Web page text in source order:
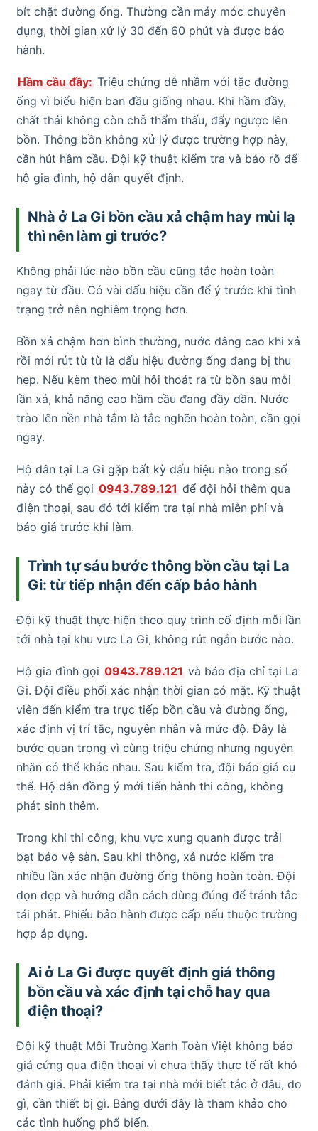
bít chặt đường ống. Thường cần máy móc chuyên
dụng, thời gian xử lý 30 đến 60 phút và được bảo
hành.
Hầm cầu đầy: Triệu chứng dễ nhầm với tắc đường
ống vì biểu hiện ban đầu giống nhau. Khi hầm đầy,
chất thải không còn chỗ thẩm thấu, đẩy ngược lên
bồn. Thông bồn không xử lý được trường hợp này,
cần hút hầm cầu. Đội kỹ thuật kiểm tra và báo rõ để
hộ gia đình, hộ dân quyết định.
Nhà ở La Gi bồn cầu xả chậm hay mùi lạ
thì nên làm gì trước?
Không phải lúc nào bồn cầu cũng tắc hoàn toàn
ngay từ đầu. Có vài dấu hiệu cần để ý trước khi tình
trạng trở nên nghiêm trọng hơn.
Bồn xả chậm hơn bình thường, nước dâng cao khi xả
rồi mới rút từ từ là dấu hiệu đường ống đang bị thu
hẹp. Nếu kèm theo mùi hôi thoát ra từ bồn sau mỗi
lần xả, khả năng cao hầm cầu đang đầy dần. Nước
trào lên nền nhà tắm là tắc nghẽn hoàn toàn, cần gọi
ngay.
Hộ dân tại La Gi gặp bất kỳ dấu hiệu nào trong số
này có thể gọi 0943.789.121 để đội hỏi thêm qua
điện thoại, sau đó tới kiểm tra tại nhà miễn phí và
báo giá trước khi làm.
Trình tự sáu bước thông bồn cầu tại La
Gi: từ tiếp nhận đến cấp bảo hành
Đội kỹ thuật thực hiện theo quy trình cố định mỗi lần
tới nhà tại khu vực La Gi, không rút ngắn bước nào.
Hộ gia đình gọi 0943.789.121 và báo địa chỉ tại La
Gi. Đội điều phối xác nhận thời gian có mặt. Kỹ thuật
viên đến kiểm tra trực tiếp bồn cầu và đường ống,
xác định vị trí tắc, nguyên nhân và mức độ. Đây là
bước quan trọng vì cùng triệu chứng nhưng nguyên
nhân có thể khác nhau. Sau kiểm tra, đội báo giá cụ
thể. Hộ dân đồng ý mới tiến hành thi công, không
phát sinh thêm.
Trong khi thi công, khu vực xung quanh được trải
bạt bảo vệ sàn. Sau khi thông, xả nước kiểm tra
nhiều lần xác nhận đường ống thông hoàn toàn. Đội
dọn dẹp và hướng dẫn cách dùng đúng để tránh tắc
tái phát. Phiếu bảo hành được cấp nếu thuộc trường
hợp áp dụng.
Ai ở La Gi được quyết định giá thông
bồn cầu và xác định tại chỗ hay qua
điện thoại?
Đội kỹ thuật Môi Trường Xanh Toàn Việt không báo
giá cứng qua điện thoại vì chưa thấy thực tế rất khó
đánh giá. Phải kiểm tra tại nhà mới biết tắc ở đâu, do
gì, cần thiết bị gì. Bảng dưới đây là tham khảo cho
các tình huống phổ biến.